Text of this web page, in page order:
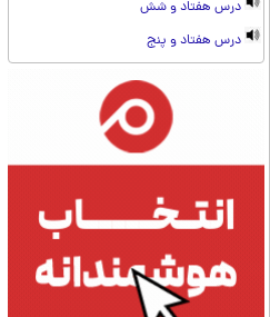
درس هفتاد و شش
درس هفتاد و پنج